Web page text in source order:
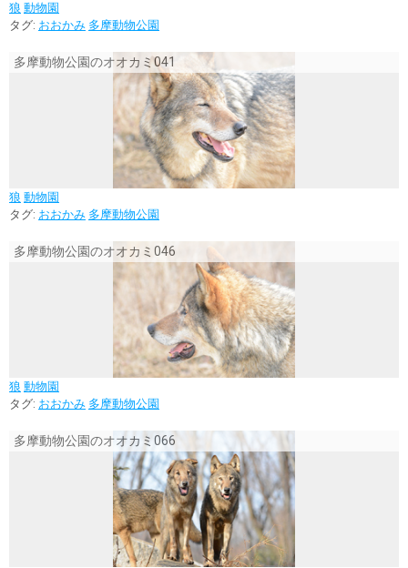
狼 動物園
タグ: おおかみ 多摩動物公園
多摩動物公園のオオカミ041
狼 動物園
タグ: おおかみ 多摩動物公園
多摩動物公園のオオカミ046
狼 動物園
タグ: おおかみ 多摩動物公園
多摩動物公園のオオカミ066